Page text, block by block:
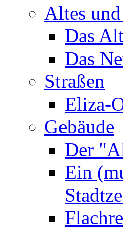
Altes
Das
Das
Straßen
Eliza-
Gebäude
Der
Ein